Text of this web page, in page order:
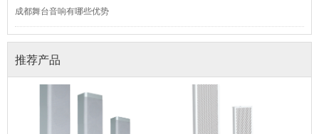
成都舞台音响有哪些优势
推荐产品